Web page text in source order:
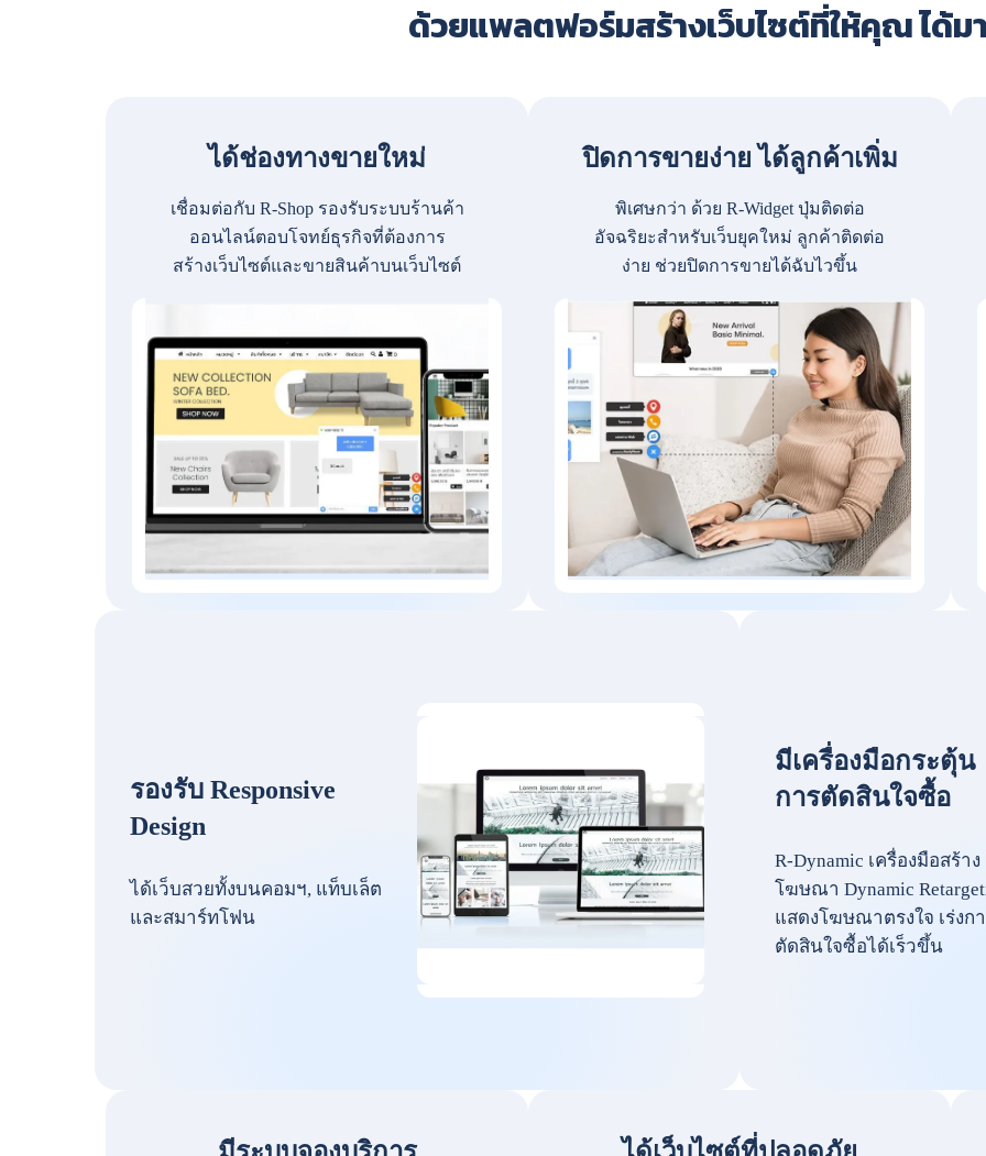
ด้วยแพลตฟอร์มสร้างเว็บไซต์ที่ให้คุณ ได้ม
ได้ช่องทางขายใหม่
เชื่อมต่อกับ R-Shop รองรับระบบร้านค้า
ออนไลน์ตอบโจทย์ธุรกิจที่ต้องการ
สร้างเว็บไซต์และขายสินค้าบนเว็บไซต์
ปิดการขายง่าย ได้ลูกค้าเพิ่ม
พิเศษกว่า ด้วย R-Widget ปุ่มติดต่อ
อัจฉริยะสำหรับเว็บยุคใหม่ ลูกค้าติดต่อ
ง่าย ช่วยปิดการขายได้ฉับไวขึ้น
รองรับ Responsive
Design
ได้เว็บสวยทั้งบนคอมฯ, แท็บเล็ต
และสมาร์ทโฟน
มีเครื่องมือกระตุ้น
การตัดสินใจซื้อ
R-Dynamic เครื่องมือสร้าง
โฆษณา Dynamic
แสดงโฆษณาตรงใจ เร่งก
ตัดสินใจซื้อได้เร็วขึ้น